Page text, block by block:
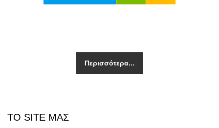
Περισσότερα...
ΤΟ SITE ΜΑΣ